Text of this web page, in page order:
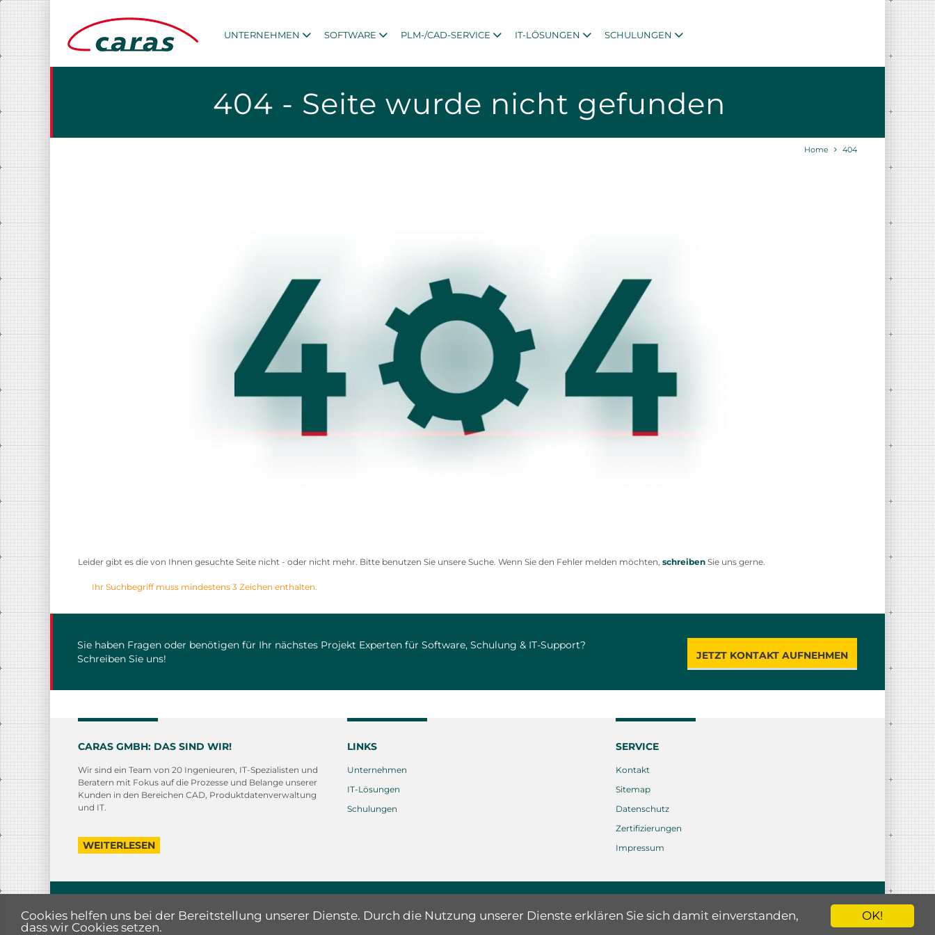
OK!
Cookies helfen uns bei der Bereitstellung unserer Dienste. Durch die Nutzung unserer Dienste erklären Sie sich damit einverstanden,
dass wir Cookies setzen.
UNTERNEHMEN SOFTWARE PLM-/CAD-SERVICE IT-LÖSUNGEN SCHULUNGEN
404 - Seite wurde nicht gefunden
Home 404
Leider gibt es die von Ihnen gesuchte Seite nicht - oder nicht mehr. Bitte benutzen Sie unsere Suche. Wenn Sie den Fehler melden möchten, schreiben Sie uns gerne.
Ihr Suchbegriff muss mindestens 3 Zeichen enthalten.
Sie haben Fragen oder benötigen für Ihr nächstes Projekt Experten für Software, Schulung & IT-Support?
Schreiben Sie uns!
JETZT KONTAKT AUFNEHMEN
CARAS GMBH: DAS SIND WIR!
Wir sind ein Team von 20 Ingenieuren, IT-Spezialisten und
Beratern mit Fokus auf die Prozesse und Belange unserer
Kunden in den Bereichen CAD, Produktdatenverwaltung
und IT.
WEITERLESEN
LINKS
Unternehmen
IT-Lösungen
Schulungen
SERVICE
Kontakt
Sitemap
Datenschutz
Zertifizierungen
Impressum